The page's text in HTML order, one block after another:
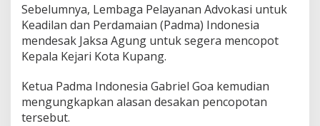
Sebelumnya, Lembaga Pelayanan Advokasi untuk
Keadilan dan Perdamaian (Padma) Indonesia
mendesak Jaksa Agung untuk segera mencopot
Kepala Kejari Kota Kupang.
Ketua Padma Indonesia Gabriel Goa kemudian
mengungkapkan alasan desakan pencopotan
tersebut.